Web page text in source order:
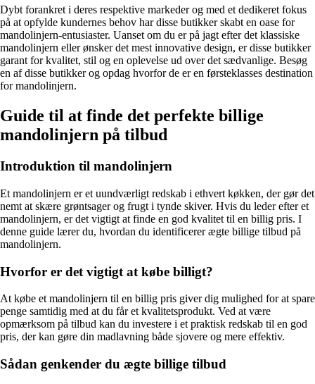
Dybt forankret i deres respektive markeder og med et dedikeret fokus
på at opfylde kundernes behov har disse butikker skabt en oase for
mandolinjern-entusiaster. Uanset om du er på jagt efter det klassiske
mandolinjern eller ønsker det mest innovative design, er disse butikker
garant for kvalitet, stil og en oplevelse ud over det sædvanlige. Besøg
en af disse butikker og opdag hvorfor de er en førsteklasses destination
for mandolinjern.
Guide til at finde det perfekte billige
mandolinjern på tilbud
Introduktion til mandolinjern
Et mandolinjern er et uundværligt redskab i ethvert køkken, der gør det
nemt at skære grøntsager og frugt i tynde skiver. Hvis du leder efter et
mandolinjern, er det vigtigt at finde en god kvalitet til en billig pris. I
denne guide lærer du, hvordan du identificerer ægte billige tilbud på
mandolinjern.
Hvorfor er det vigtigt at købe billigt?
At købe et mandolinjern til en billig pris giver dig mulighed for at spare
penge samtidig med at du får et kvalitetsprodukt. Ved at være
opmærksom på tilbud kan du investere i et praktisk redskab til en god
pris, der kan gøre din madlavning både sjovere og mere effektiv.
Sådan genkender du ægte billige tilbud